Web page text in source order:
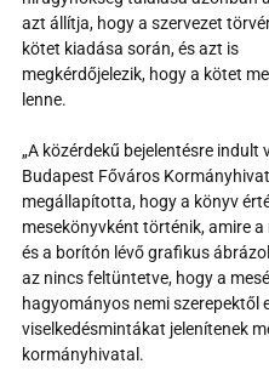
azt állítja, hogy a szervezet
kötet kiadása során, és azt is
megkérdőjelezik, hogy a kötet
lenne.
„A közérdekű bejelentésre indult
Budapest Főváros
megállapította, hogy a könyv
mesekönyvként történik, amire a
és a borítón lévő grafikus
az nincs feltüntetve, hogy a
hagyományos nemi szerepektől
viselkedésmintákat jelenítenek
kormányhivatal.